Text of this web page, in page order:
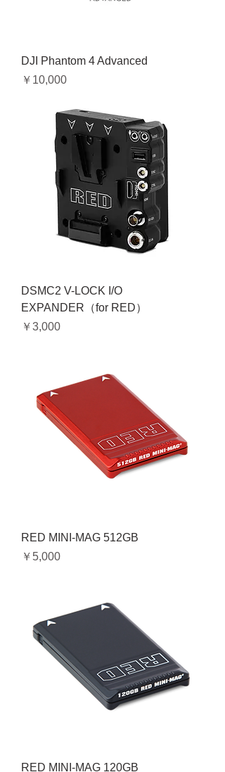
DJI Phantom 4 Advanced
価格
￥10,000
DSMC2 V-LOCK I/O
EXPANDER（for RED）
価格
￥3,000
RED MINI-MAG 512GB
価格
￥5,000
RED MINI-MAG 120GB